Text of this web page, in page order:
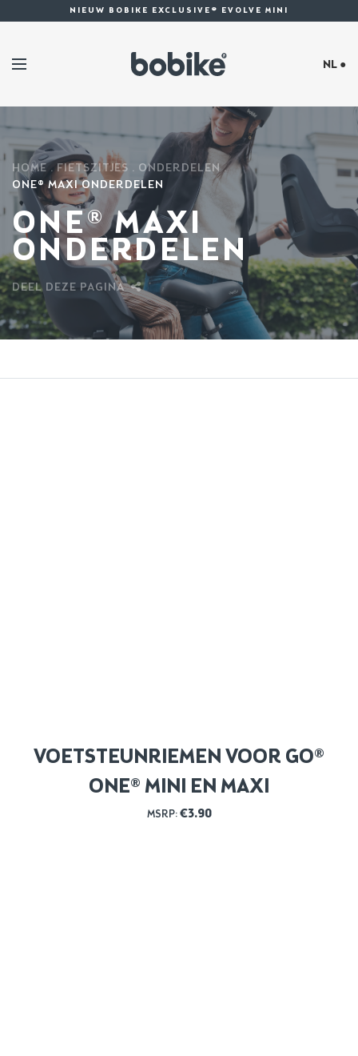
NIEUW BOBIKE EXCLUSIVE® EVOLVE MINI
NL ●
HOME FIETSZITJES
ONDERDELEN
ONE® MAXI ONDERDELEN
ONE® MAXI
ONDERDELEN
DEEL DEZE PAGINA
VOETSTEUNRIEMEN VOOR GO®
ONE® MINI EN MAXI
MSRP: €3.90